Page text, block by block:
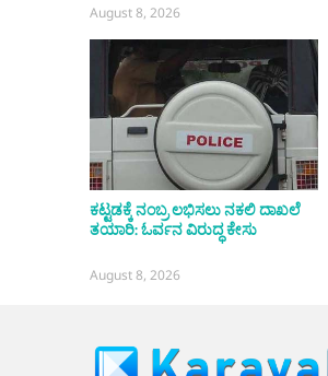
August 8, 2026
ಕಟ್ಟಡಕ್ಕೆ ನಂಬ್ರ ಲಭಿಸಲು ನಕಲಿ ದಾಖಲೆ
ತಯಾರಿ: ಓರ್ವನ ವಿರುದ್ಧ ಕೇಸು
August 8, 2026